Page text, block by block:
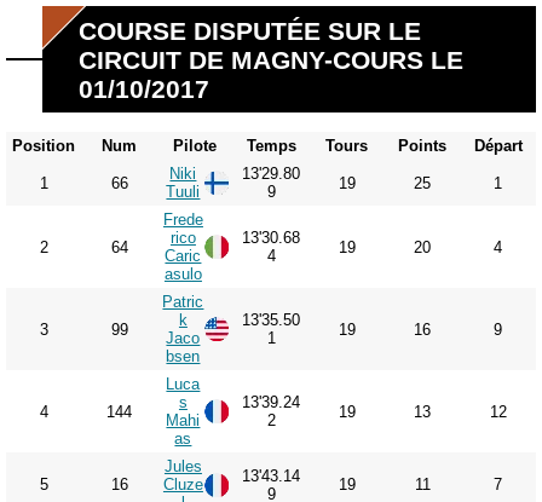
COURSE DISPUTÉE SUR LE
CIRCUIT DE MAGNY-COURS LE
01/10/2017
Position Num Pilote Temps Tours Points Départ
1 66
Niki
Tuuli
13'29.80
9
19 25 1
2 64
Frede
rico
Caric
asulo
13'30.68
4
19 20 4
3 99
Patric
k
Jaco
bsen
13'35.50
1
19 16 9
4 144
Luca
s
Mahi
as
13'39.24
2
19 13 12
5 16
Jules
Cluze
13'43.14
9
19 11 7